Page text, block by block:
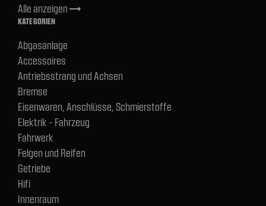
Alle anzeigentrending_flat
KATEGORIEN
Abgasanlage
Accessoires
Antriebsstrang und Achsen
Bremse
Eisenwaren, Anschlüsse, Schmierstoffe
Elektrik - Fahrzeug
Fahrwerk
Felgen und Reifen
Getriebe
Hifi
Innenraum